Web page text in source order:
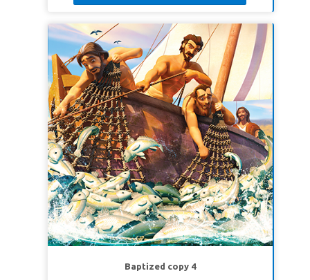
นับถือ ในค่ำคืนหนึ่ง เด็ก ๆ ตามนิโคเดมัสเพื่อแอบไป
พบกับพระเยซู พวกเขาเรียนรู้ว่าทุกคนจะต้องบังเกิด
ใหม่เพื่อที่จะได้เห็นแผ่นดินของพระเจ้า เมื่อเขากลับ
ถึงบ้าน คริสจึงก้าวกระโดดด้วยความเชื่อในการ
ติดตามพระเยซูและมาเป็นคริสเตียน
*อย่าลืมดูตัวอย่างวิดีโอเรื่องราวพระคัมภีร์ของ
หลักสูตรนี้ เนื่องจากภาพบางภาพอาจรุนแรงเกินไป
สำหรับเด็กเล็ก วิดีโอฉบับย่อจะรุนแรงน้อยกว่า ขอ
ให้คุณครูดูวิดีโอภูมิหลังพระคัมภีร์และวิดีโอป้ายชี้
ทางมาก่อนล่วงหน้า
ซุปเปอร์บุ๊ก ตอน: นิโคเดมัส
Baptized copy 4